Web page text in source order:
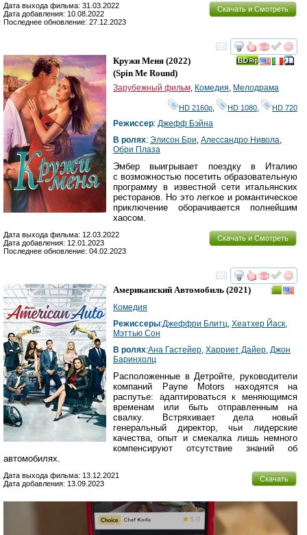
Скачать и Смотреть
Дата выхода фильма: 31.03.2022
Дата добавления: 10.08.2022
Последнее обновление: 27.12.2023
смотреть
Кружи Меня (2022)
(Spin Me Round)
Зарубежный фильм, Комедия, Мелодрама
HD 2160р HD 1080 HD 720
Режиссер: Джефф Бэйна
В ролях: Элисон Бри, Алессандро Нивола,
Обри Плаза
Эмбер выигрывает поездку в Италию
с возможностью посетить образовательную
программу в известной сети итальянских
ресторанов. Но это легкое и романтическое
приключение оборачивается полнейшим
хаосом.
Скачать и Смотреть
Дата выхода фильма: 12.03.2022
Дата добавления: 12.01.2023
Последнее обновление: 04.02.2023
смотреть
Американский Автомобиль (2021)
Комедия
Режиссеры:Джеффри Блитц Хеатхер Йаcк
Мэттью Сон
В ролях:Ана Гастейер Харриет Дайер Джон
Баринхолц
Расположенные в Детройте, руководители
компаний Payne Motors находятся на
распутье: адаптироваться к меняющимся
временам или быть отправленным на
свалку. Встряхивает дела новый
генеральный директор, чьи лидерские
качества, опыт и смекалка лишь немного
компенсируют отсутствие знаний об
автомобилях.
Скачать
Дата выхода фильма: 13.12.2021
Дата добавления: 13.09.2023